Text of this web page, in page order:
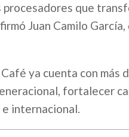
que
Juan Camilo
ya cuenta con más
fortalecer
internacional.